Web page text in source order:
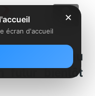
plane au
futur bientôt
✕
écran d'accueil